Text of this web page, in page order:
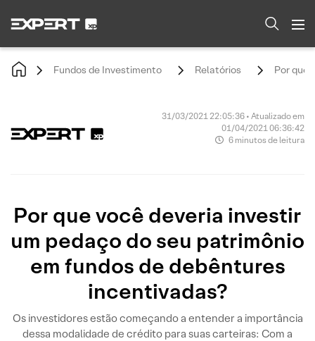
Fundos de Investimento Relatórios Por que
31/03/2021 22:05:36 • Atualizado em
01/04/2021 06:36:42
6 minutos de leitura
Por que você deveria investir
um pedaço do seu patrimônio
em fundos de debêntures
incentivadas?
Os investidores estão começando a entender a importância
dessa modalidade de crédito para suas carteiras: Com a